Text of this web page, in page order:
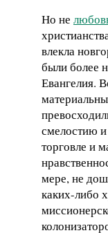
Но не
влекла
были более
Евангелия.
смелостию
торговле и
мере, не
каких-либо